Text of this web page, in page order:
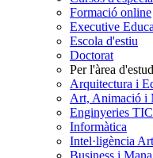
Formació online
Executive
Escola d'estiu
Doctorat
Per l'àrea
Arquitectura i
Art, Animació i
Enginyeries TIC
Informàtica
Intel·ligència
Business i